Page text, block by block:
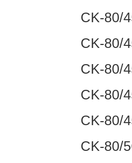
CK-80/
CK-80/
CK-80/
CK-80/
CK-80/
CK-80/